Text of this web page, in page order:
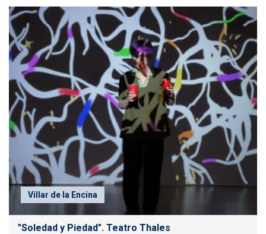
Villar de la Encina
"Soledad y Piedad". Teatro Thales